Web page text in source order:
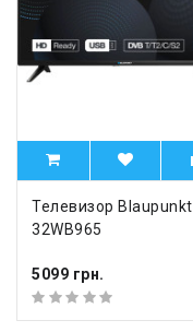
Телевизор Blaupunkt
32WB965
5099 грн.